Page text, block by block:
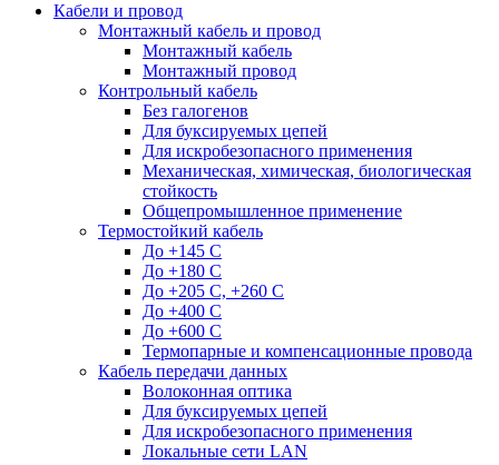
Кабели и провод
Монтажный кабель и провод
Монтажный кабель
Монтажный провод
Контрольный кабель
Без галогенов
Для буксируемых цепей
Для искробезопасного применения
Механическая, химическая, биологическая
стойкость
Общепромышленное применение
Термостойкий кабель
До +145 С
До +180 C
До +205 С, +260 С
До +400 C
До +600 С
Термопарные и компенсационные провода
Кабель передачи данных
Волоконная оптика
Для буксируемых цепей
Для искробезопасного применения
Локальные сети LAN